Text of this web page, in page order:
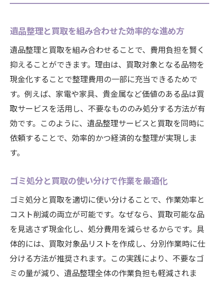
遺品整理と買取を組み合わせた効率的な進め方
遺品整理と買取を組み合わせることで、費用負担を賢く
抑えることができます。理由は、買取対象となる品物を
現金化することで整理費用の一部に充当できるためで
す。例えば、家電や家具、貴金属など価値のある品は買
取サービスを活用し、不要なもののみ処分する方法が有
効です。このように、遺品整理サービスと買取を同時に
依頼することで、効率的かつ経済的な整理が実現しま
す。
ゴミ処分と買取の使い分けで作業を最適化
ゴミ処分と買取を適切に使い分けることで、作業効率と
コスト削減の両立が可能です。なぜなら、買取可能な品
を見逃さず現金化し、処分費用を減らせるからです。具
体的には、買取対象品リストを作成し、分別作業時に仕
分ける方法が推奨されます。この実践により、不要なゴ
ミの量が減り、遺品整理全体の作業負担も軽減されま